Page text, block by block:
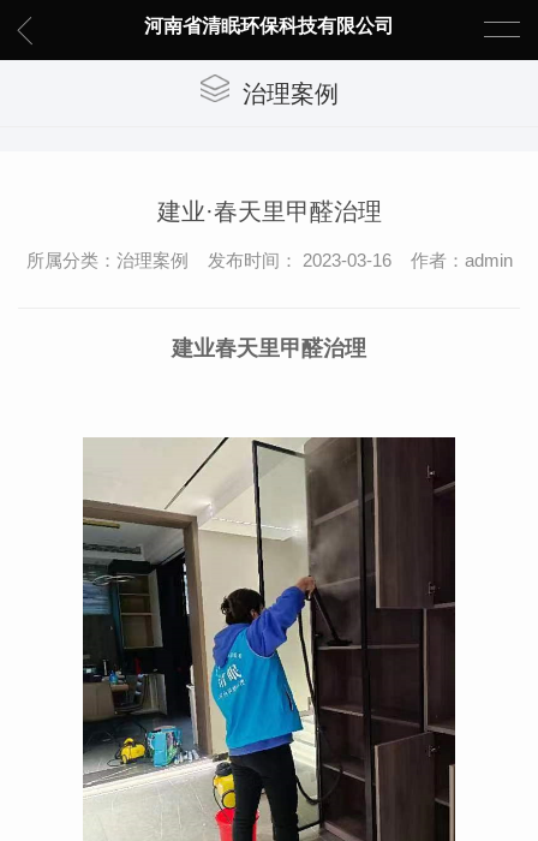
河南省清眠环保科技有限公司
治理案例
建业·春天里甲醛治理
所属分类：治理案例 发布时间： 2023-03-16 作者：admin
建业春天里甲醛治理